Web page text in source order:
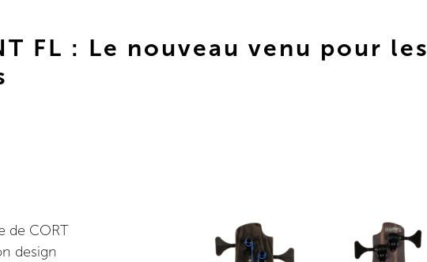
FL : Le nouveau venu pour les
de CORT
design